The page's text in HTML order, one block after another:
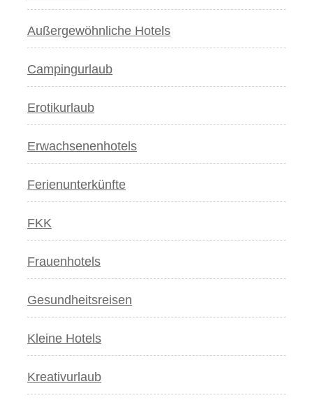
Außergewöhnliche Hotels
Campingurlaub
Erotikurlaub
Erwachsenenhotels
Ferienunterkünfte
FKK
Frauenhotels
Gesundheitsreisen
Kleine Hotels
Kreativurlaub